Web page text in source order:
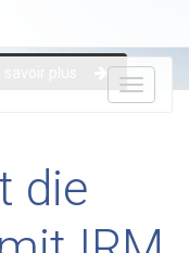
die